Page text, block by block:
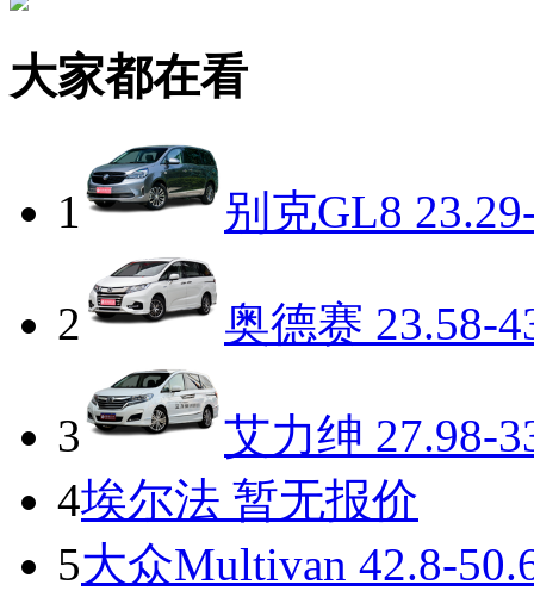
大家都在看
1 别克GL8
2 奥德赛 23.58-
3 艾力绅 27.98-
4埃尔法 暂无报价
5大众Multivan 42.8-